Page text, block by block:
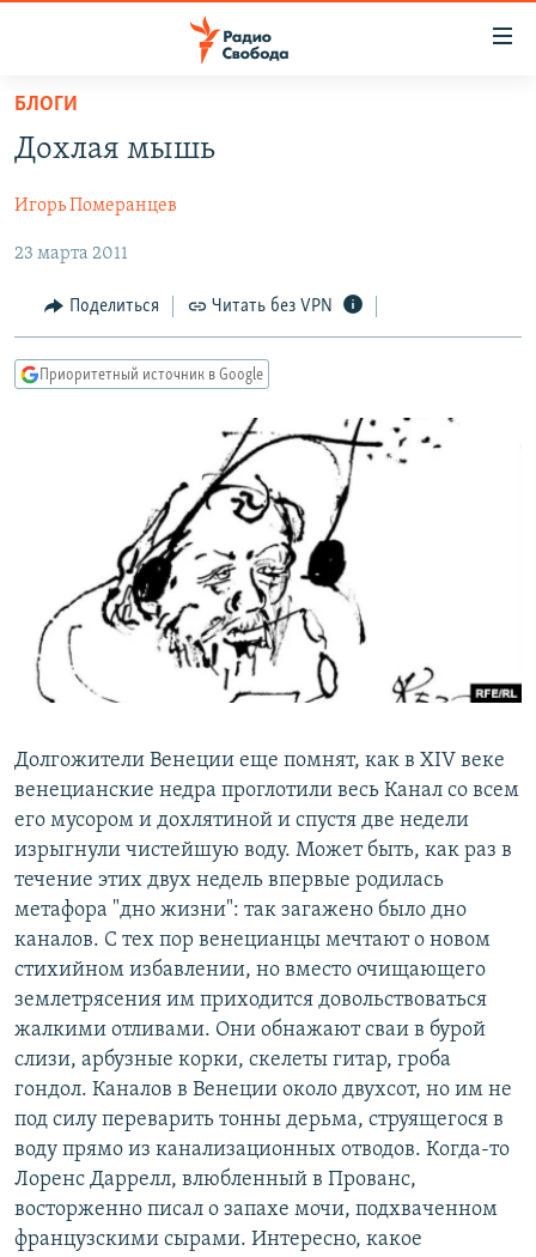
упрощенного
доступа
содержанию
Вернутся
главной
навигации
ПОДКАСТЫ
АВТОРСКИЕ ПРОЕКТЫ
ЦИТАТЫ СВОБОДЫ
МНЕНИЯ
КУЛЬТУРА
IDEL.РЕАЛИИ
СИБИРЬ.РЕАЛИИ
РАСПИСАНИЕ ВЕЩАНИЯ
ПОДПИШИТЕСЬ НА РАССЫЛКУ
СОЦИАЛЬНЫЕ СЕТИ
Все сайты РСЕ/РС
БЛОГИ
Дохлая мышь
Игорь Померанцев
23 марта 2011
Поделиться Читать без VPN
Приоритетный источник в Google
Долгожители Венеции еще помнят, как в XIV веке
венецианские недра проглотили весь Канал со всем
его мусором и дохлятиной и спустя две недели
изрыгнули чистейшую воду. Может быть, как раз в
течение этих двух недель впервые родилась
метафора "дно жизни": так загажено было дно
каналов. С тех пор венецианцы мечтают о новом
стихийном избавлении, но вместо очищающего
землетрясения им приходится довольствоваться
жалкими отливами. Они обнажают сваи в бурой
слизи, арбузные корки, скелеты гитар, гроба
гондол. Каналов в Венеции около двухсот, но им не
под силу переварить тонны дерьма, струящегося в
воду прямо из канализационных отводов. Когда-то
Лоренс Даррелл, влюбленный в Прованс,
восторженно писал о запахе мочи, подхваченном
французскими сырами. Интересно, какое